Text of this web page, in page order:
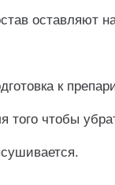
оставляют
к
того чтобы